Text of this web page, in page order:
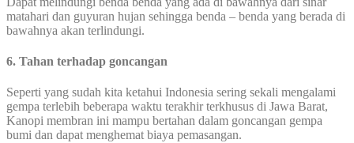
matahari dan guyuran hujan sehingga benda – benda yang berada di
bawahnya akan terlindungi.
6. Tahan terhadap goncangan
Seperti yang sudah kita ketahui Indonesia sering sekali mengalami
gempa terlebih beberapa waktu terakhir terkhusus di Jawa Barat,
Kanopi membran ini mampu bertahan dalam goncangan gempa
bumi dan dapat menghemat biaya pemasangan.